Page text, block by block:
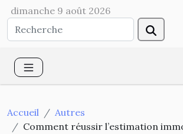
dimanche 9 août 2026
Accueil
Autres
Comment réussir l’estimation